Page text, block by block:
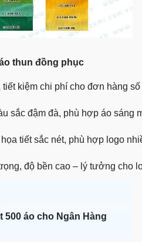
thun đồng phục
tiết kiệm chi phí cho đơn hàng
sắc đậm đà, phù hợp áo sáng
họa tiết sắc nét, phù hợp logo
độ bền cao – lý tưởng cho
áo cho Ngân Hàng